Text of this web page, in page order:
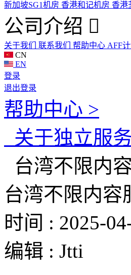
新加坡SG1机房 香港和记机房 香港
公司介绍
关于我们 联系我们 帮助中心 AFF计
CN
EN
登录
退出登录
帮助中心 >
关于独立服
台湾不限内
台湾不限内容
时间 : 2025-
编辑 : Jtti